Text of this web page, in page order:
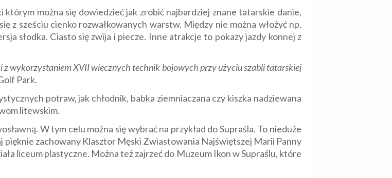
można się dowiedzieć jak zrobić najbardziej znane tatarskie danie,
z sześciu cienko rozwałkowanych warstw. Między nie można włożyć np.
słodka. Ciasto się zwija i piecze. Inne atrakcje to pokazy jazdy konnej z
z wykorzystaniem XVII wiecznych technik bojowych przy użyciu szabli tatarskiej
Park.
potraw, jak chłodnik, babka ziemniaczana czy kiszka nadziewana
litewskim.
W tym celu można się wybrać na przykład do Supraśla. To nieduże
pięknie zachowany Klasztor Męski Zwiastowania Najświętszej Marii Panny
liceum plastyczne. Można też zajrzeć do Muzeum Ikon w Supraślu, które